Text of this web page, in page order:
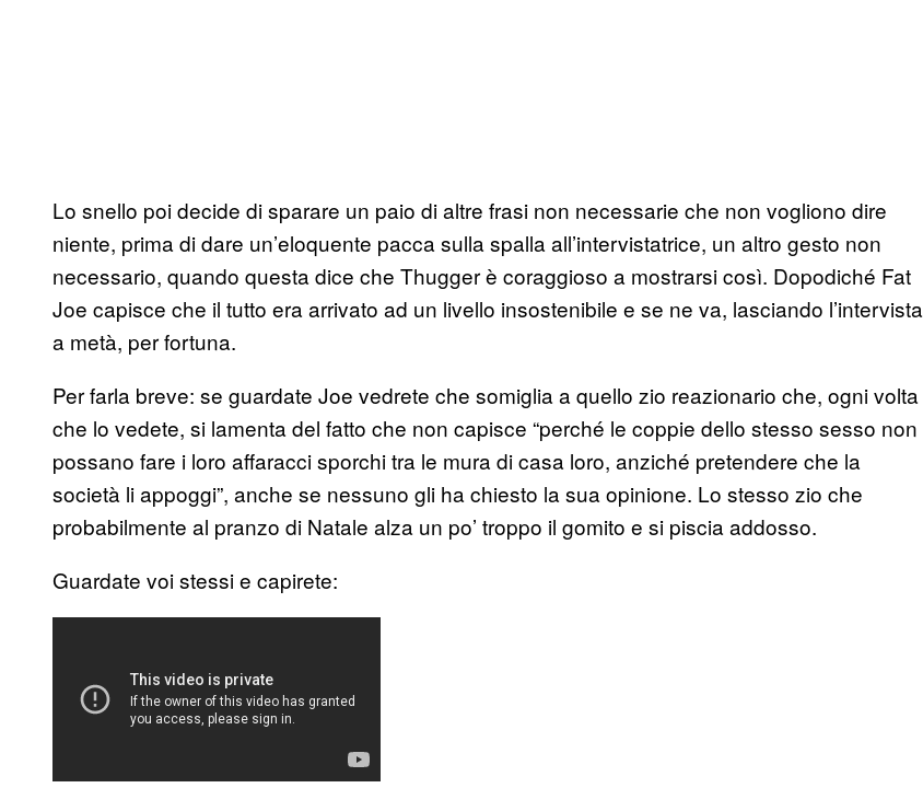
Lo snello poi decide di sparare un paio di altre frasi non necessarie che non vogliono dire
niente, prima di dare un’eloquente pacca sulla spalla all’intervistatrice, un altro gesto non
necessario, quando questa dice che Thugger è coraggioso a mostrarsi così. Dopodiché Fat
Joe capisce che il tutto era arrivato ad un livello insostenibile e se ne va, lasciando l’intervista
a metà, per fortuna.
Per farla breve: se guardate Joe vedrete che somiglia a quello zio reazionario che, ogni volta
che lo vedete, si lamenta del fatto che non capisce “perché le coppie dello stesso sesso non
possano fare i loro affaracci sporchi tra le mura di casa loro, anziché pretendere che la
società li appoggi”, anche se nessuno gli ha chiesto la sua opinione. Lo stesso zio che
probabilmente al pranzo di Natale alza un po’ troppo il gomito e si piscia addosso.
Guardate voi stessi e capirete: